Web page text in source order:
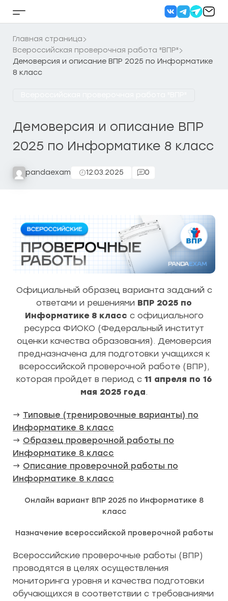
Кнопка
бокового
меню
Главная страница
Всероссийская проверочная работа "ВПР"
Демоверсия и описание ВПР 2025 по Информатике
8 класс
Демоверсия и описание ВПР
2025 по Информатике 8 класс
pandaexam 12.03.2025 0
Официальный образец варианта заданий с
ответами и решениями ВПР 2025 по
Информатике 8 класс с официального
ресурса ФИОКО (Федеральный институт
оценки качества образования). Демоверсия
предназначена для подготовки учащихся к
всероссийской проверочной работе (ВПР),
которая пройдет в период с 11 апреля по 16
мая 2025 года.
→ Типовые (тренировочные варианты) по
Информатике 8 класс
→ Образец проверочной работы по
Информатике 8 класс
→ Описание проверочной работы по
Информатике 8 класс
Онлайн вариант ВПР 2025 по Информатике 8
класс
Назначение всероссийской проверочной работы
Всероссийские проверочные работы (ВПР)
проводятся в целях осуществления
мониторинга уровня и качества подготовки
обучающихся в соответствии с требованиями